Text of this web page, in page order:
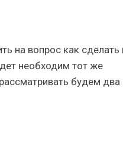
на вопрос как
необходим тот же
будем два